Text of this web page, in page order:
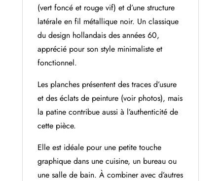
(vert foncé et rouge vif) et d’une structure
latérale en fil métallique noir. Un classique
du design hollandais des années 60,
apprécié pour son style minimaliste et
fonctionnel.
Les planches présentent des traces d’usure
et des éclats de peinture (voir photos), mais
la patine contribue aussi à l’authenticité de
cette pièce.
Elle est idéale pour une petite touche
graphique dans une cuisine, un bureau ou
une salle de bain. À combiner avec d’autres